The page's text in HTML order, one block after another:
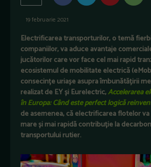
19 februarie 2021
Electrificarea transporturilor, o temă
companiilor, va aduce avantaje
jucătorilor care vor face cel mai rapid
ecosistemul de mobilitate electrică
consecințe uriașe asupra îmbunătățirii
realizat de EY și Eurelectric,Accelerarea
în Europa:Când este perfect logică
de asemenea, că electrificarea flotelor va
mare și mai rapidă contribuție la
transportului rutier.